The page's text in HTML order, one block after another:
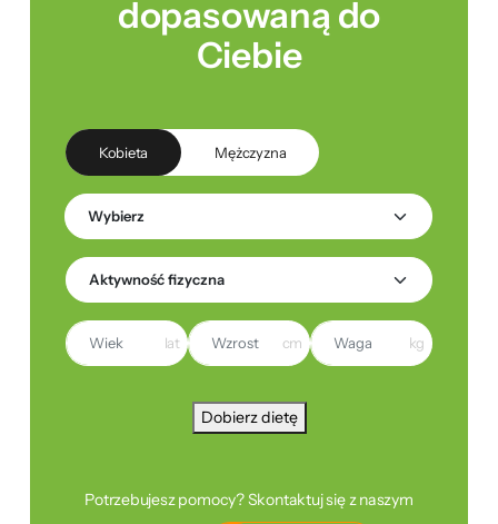
dopasowaną do
Ciebie
Kobieta Mężczyzna
lat cm kg
Dobierz dietę
Potrzebujesz pomocy? Skontaktuj się z naszym